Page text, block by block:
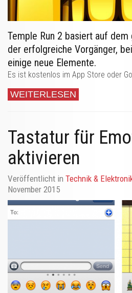
Temple Run 2 basiert auf
der erfolgreiche Vorgänger,
einige neue Elemente.
Es ist kostenlos im App Store oder
WEITERLESEN
Tastatur für
aktivieren
Veröffentlicht in Technik &
November 2015